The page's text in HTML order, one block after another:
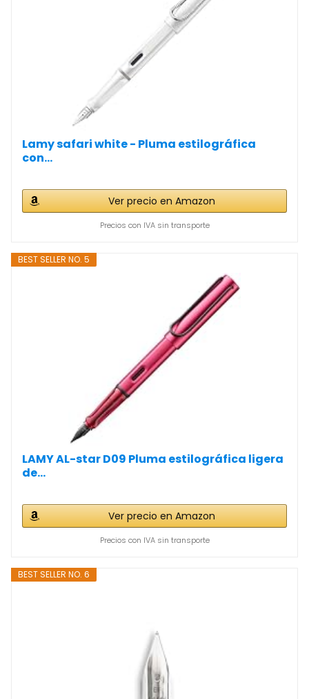
Lamy safari white - Pluma estilográfica
con...
Ver precio en Amazon
Precios con IVA sin transporte
BEST SELLER NO. 5
LAMY AL-star D09 Pluma estilográfica ligera
de...
Ver precio en Amazon
Precios con IVA sin transporte
BEST SELLER NO. 6